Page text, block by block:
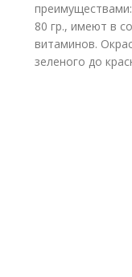
80 гр., имеют в
витаминов.
зеленого до